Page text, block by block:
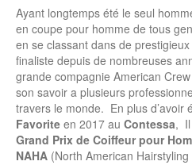
Ayant longtemps été le seul
en coupe pour homme de tous
en se classant dans de
finaliste depuis de nombreuses
grande compagnie American
son savoir a plusieurs
travers le monde. En plus d’avoir
Favorite en 2017 au Contessa, Il
Grand Prix de Coiffeur pour
NAHA (North American Hairstyling